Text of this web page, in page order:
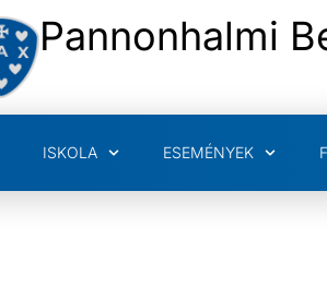
Pannonhalmi
ISKOLA ESEMÉNYEK